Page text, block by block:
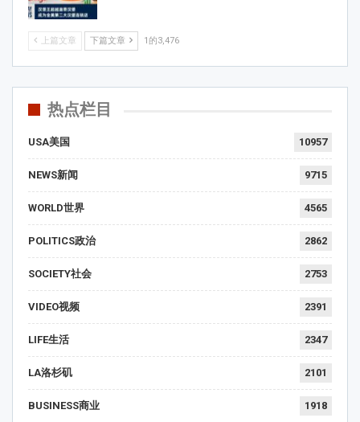
上篇文章 下篇文章 1的3,476
热点栏目
USA美国 10957
NEWS新闻 9715
WORLD世界 4565
POLITICS政治 2862
SOCIETY社会 2753
VIDEO视频 2391
LIFE生活 2347
LA洛杉矶 2101
BUSINESS商业 1918